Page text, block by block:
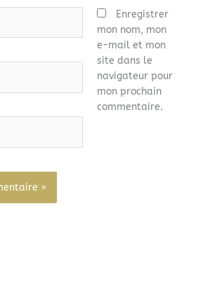
Enregistrer
mon nom, mon
e-mail et mon
site dans le
navigateur pour
mon prochain
commentaire.